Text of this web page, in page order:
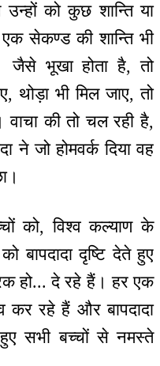
को कुछ शान्ति या
सेकण्ड की शान्ति भी
जैसे भूखा होता है, तो
थोड़ा भी मिल जाए, तो
की तो चल रही है,
ने जो होमवर्क दिया वह
को, विश्व कल्याण के
बापदादा दृष्टि देते हुए
हो... दे रहे हैं। हर एक
रहे हैं और बापदादा
सभी बच्चों से नमस्ते